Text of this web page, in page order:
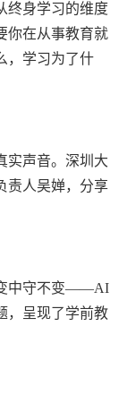
终身学习的维度
你在从事教育就
，学习为了什
实声音。深圳大
责人吴婵，分享
中守不变——AI
，呈现了学前教